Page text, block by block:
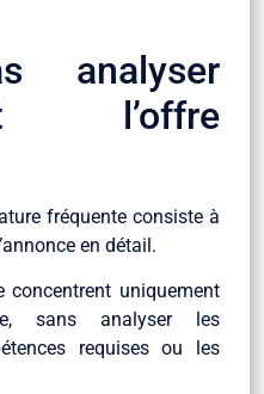
analyser
l’offre
fréquente consiste à
en détail.
concentrent uniquement
sans analyser les
requises ou les